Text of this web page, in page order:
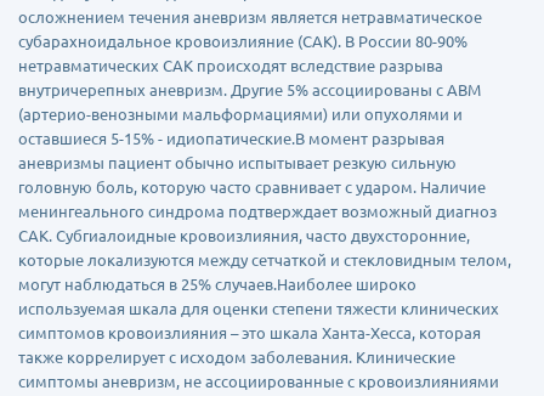
осложнением течения аневризм является нетравматическое
субарахноидальное кровоизлияние (САК). В России 80-90%
нетравматических САК происходят вследствие разрыва
внутричерепных аневризм. Другие 5% ассоциированы с АВМ
(артерио-венозными мальформациями) или опухолями и
оставшиеся 5-15% - идиопатические.В момент разрывая
аневризмы пациент обычно испытывает резкую сильную
головную боль, которую часто сравнивает с ударом. Наличие
менингеального синдрома подтверждает возможный диагноз
САК. Субгиалоидные кровоизлияния, часто двухсторонние,
которые локализуются между сетчаткой и стекловидным телом,
могут наблюдаться в 25% случаев.Наиболее широко
используемая шкала для оценки степени тяжести клинических
симптомов кровоизлияния – это шкала Ханта-Хесса, которая
также коррелирует с исходом заболевания. Клинические
симптомы аневризм, не ассоциированные с кровоизлияниями